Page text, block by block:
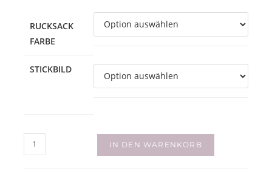
RUCKSACK
FARBE
STICKBILD
IN DEN WARENKORB